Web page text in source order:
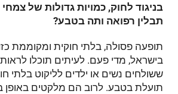
בניגוד לחוק, כמויות גדולות של
תבלין רפואה ותה בטבע?
תופעה פסולה, בלתי חוקית ומקוממת
בישראל, מדי פעם. לעיתים תוכלו
ששולחים נשים או ילדים לליקוט בלתי
תועלת בטבע. לרוב הם מלקטים באופן